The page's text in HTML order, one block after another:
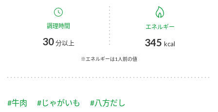
スープ 中華
カンタン酢
お酢ドリンク
かおりの蔵
つゆ
ミツカングループについて
企業理念
ミツカンを知る
水の文化センター（アーカイブ）
調理時間
30分以上
エネルギー
345 kcal
※エネルギーは1人前の値
#牛肉 #じゃがいも #八方だし